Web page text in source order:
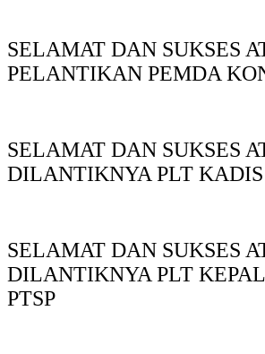
SELAMAT DAN SUKSES
PELANTIKAN PEMDA
SELAMAT DAN SUKSES
DILANTIKNYA PLT
SELAMAT DAN SUKSES
DILANTIKNYA PLT
PTSP